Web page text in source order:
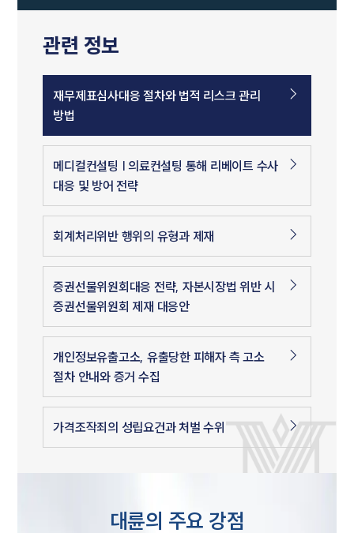
관련 정보
재무제표심사대응 절차와 법적 리스크 관리
방법
메디컬컨설팅 | 의료컨설팅 통해 리베이트 수사
대응 및 방어 전략
회계처리위반 행위의 유형과 제재
증권선물위원회대응 전략, 자본시장법 위반 시
증권선물위원회 제재 대응안
개인정보유출고소, 유출당한 피해자 측 고소
절차 안내와 증거 수집
가격조작죄의 성립요건과 처벌 수위
대륜의 주요 강점